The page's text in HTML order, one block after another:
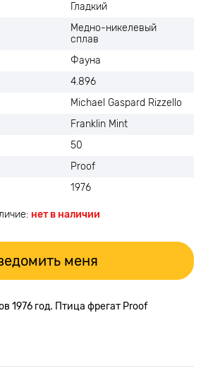
Гладкий
Медно-никелевый
сплав
Фауна
4.896
Michael Gaspard Rizzello
Franklin Mint
50
Proof
1976
нет в наличии
меня
1976 год. Птица фрегат Proof